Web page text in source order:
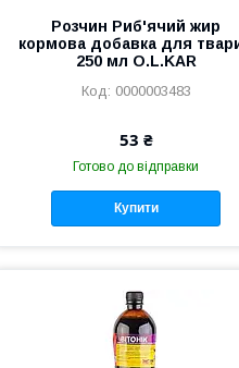
Розчин Риб'ячий жир
кормова добавка для
250 мл O.L.KAR
0000003483
53 ₴
Готово до відправки
Купити